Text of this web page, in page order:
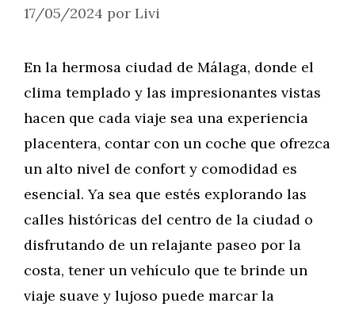
17/05/2024 por Livi
En la hermosa ciudad de Málaga, donde el
clima templado y las impresionantes vistas
hacen que cada viaje sea una experiencia
placentera, contar con un coche que ofrezca
un alto nivel de confort y comodidad es
esencial. Ya sea que estés explorando las
calles históricas del centro de la ciudad o
disfrutando de un relajante paseo por la
costa, tener un vehículo que te brinde un
viaje suave y lujoso puede marcar la